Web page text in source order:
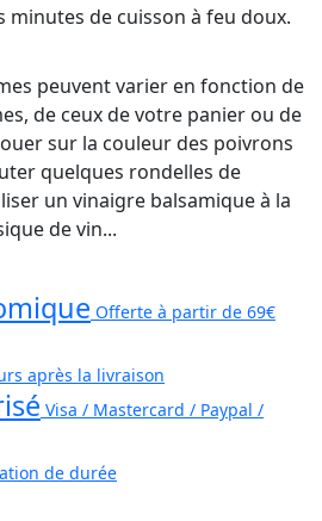
de cuisson à feu doux.
peuvent varier en fonction de
de ceux de votre panier ou de
sur la couleur des poivrons
quelques rondelles de
un vinaigre balsamique à la
de vin...
Offerte à partir de 69€
après la livraison
Visa / Mastercard / Paypal /
de durée